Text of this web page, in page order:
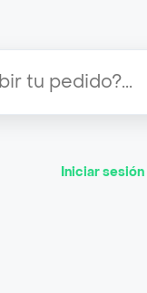
Iniciar sesión